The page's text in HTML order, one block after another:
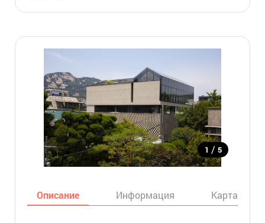
1 / 5
Описание Информация Карта